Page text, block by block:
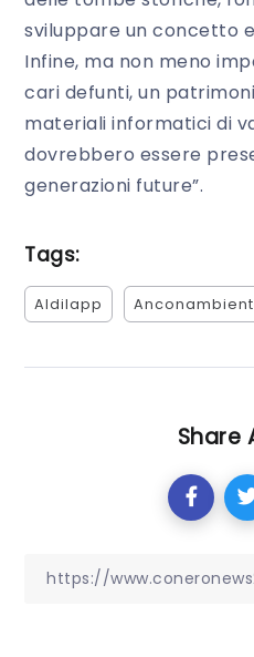
sviluppare un concetto
Infine, ma non meno
cari defunti, un
materiali informatici di
dovrebbero essere
generazioni future”.
Tags:
Aldilapp
Share